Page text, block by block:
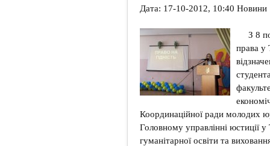
Дата: 17-10-2012, 10:40 Новини
З 8
права у
Координаційної ради молодих
Головному управлінні юстиції у
гуманітарної освіти та